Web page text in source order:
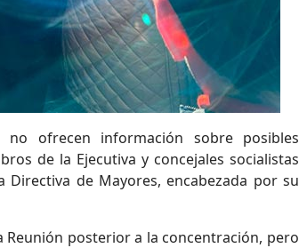
no ofrecen información sobre posibles
de la Ejecutiva y concejales socialistas
de Mayores, encabezada por su
posterior a la concentración, pero